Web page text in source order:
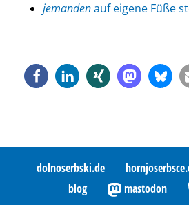
jemandenauf eigene Füße
dolnoserbski.de
blog
mastodon